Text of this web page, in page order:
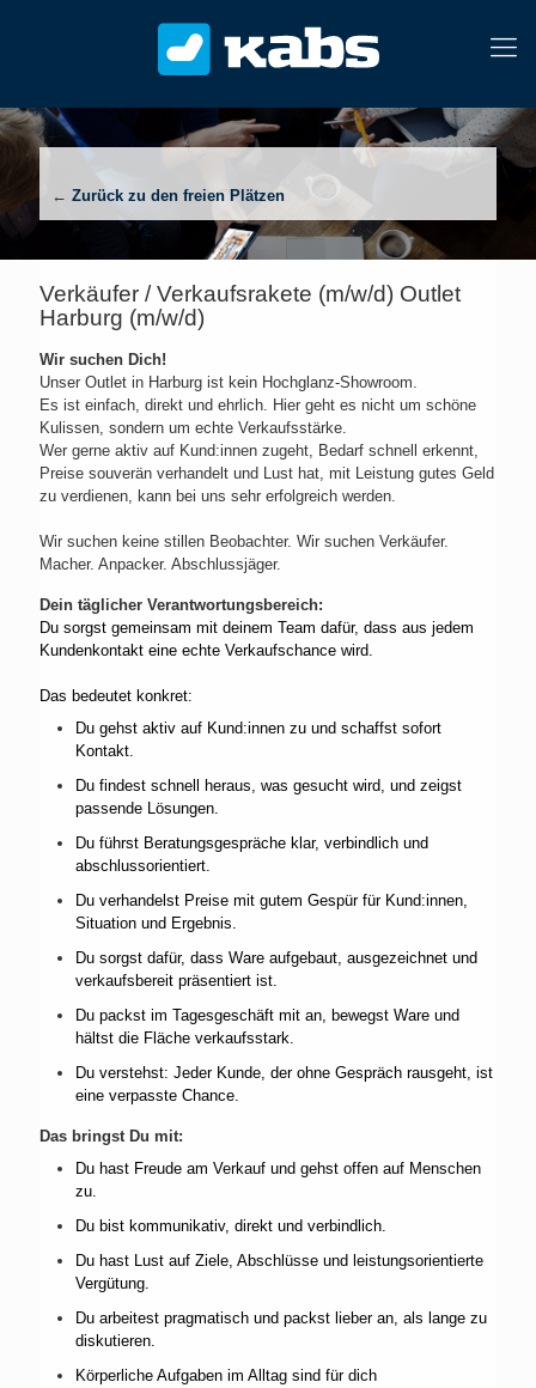
← Zurück zu den freien Plätzen
Verkäufer / Verkaufsrakete (m/w/d) Outlet
Harburg (m/w/d)
Wir suchen Dich!
Unser Outlet in Harburg ist kein Hochglanz-Showroom.
Es ist einfach, direkt und ehrlich. Hier geht es nicht um schöne
Kulissen, sondern um echte Verkaufsstärke.
Wer gerne aktiv auf Kund:innen zugeht, Bedarf schnell erkennt,
Preise souverän verhandelt und Lust hat, mit Leistung gutes Geld
zu verdienen, kann bei uns sehr erfolgreich werden.
Wir suchen keine stillen Beobachter. Wir suchen Verkäufer.
Macher. Anpacker. Abschlussjäger.
Dein täglicher Verantwortungsbereich:
Du sorgst gemeinsam mit deinem Team dafür, dass aus jedem
Kundenkontakt eine echte Verkaufschance wird.
Das bedeutet konkret:
Du gehst aktiv auf Kund:innen zu und schaffst sofort
Kontakt.
Du findest schnell heraus, was gesucht wird, und zeigst
passende Lösungen.
Du führst Beratungsgespräche klar, verbindlich und
abschlussorientiert.
Du verhandelst Preise mit gutem Gespür für Kund:innen,
Situation und Ergebnis.
Du sorgst dafür, dass Ware aufgebaut, ausgezeichnet und
verkaufsbereit präsentiert ist.
Du packst im Tagesgeschäft mit an, bewegst Ware und
hältst die Fläche verkaufsstark.
Du verstehst: Jeder Kunde, der ohne Gespräch rausgeht, ist
eine verpasste Chance.
Das bringst Du mit:
Du hast Freude am Verkauf und gehst offen auf Menschen
zu.
Du bist kommunikativ, direkt und verbindlich.
Du hast Lust auf Ziele, Abschlüsse und leistungsorientierte
Vergütung.
Du arbeitest pragmatisch und packst lieber an, als lange zu
diskutieren.
Körperliche Aufgaben im Alltag sind für dich